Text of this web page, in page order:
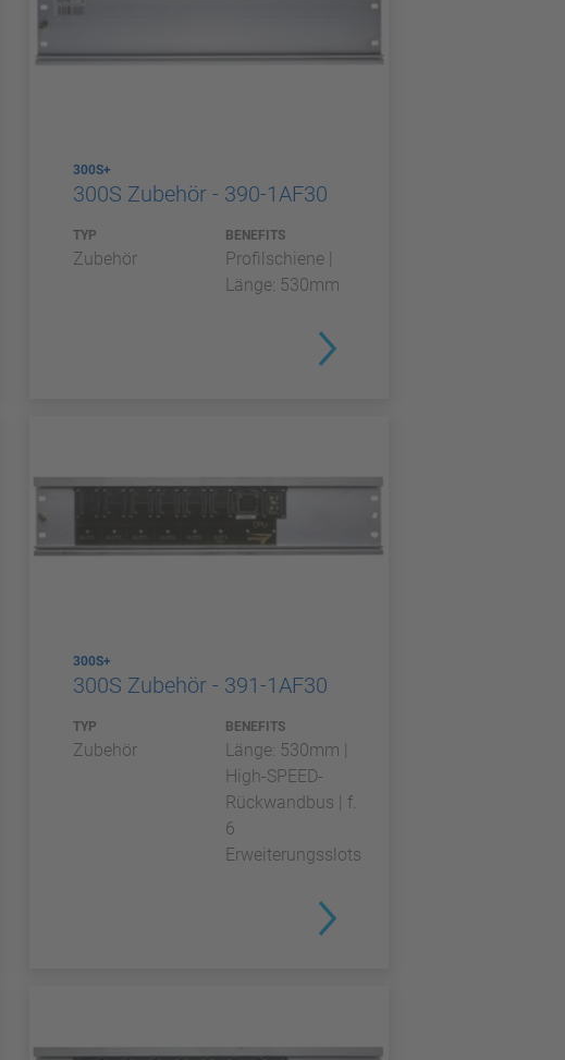
300S+
300S Zubehör - 390-1AF30
TYP
Zubehör
BENEFITS
Profilschiene |
Länge: 530mm
300S+
300S Zubehör - 391-1AF30
TYP
Zubehör
BENEFITS
Länge: 530mm |
High-SPEED-
Rückwandbus | f.
6
Erweiterungsslots